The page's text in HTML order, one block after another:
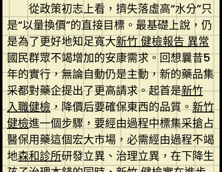
從政策初志上看，擠失落虛高“水分”只
是“以量換價”的直接目標。最基礎上說，仍
是為了更好地知足寬大新竹 健檢報告 異常
國民群眾不竭增加的安康需求。回想曩昔5
年的實行，無論自動仍是主動，新的藥品集
采都對藥企提出了更高請求。起首是新竹
入職健檢，降價后要確保東西的品質。新竹
健檢進一個步驟，要經由過程中標集采搶占
醫保用藥這個宏大市場，必需經由過程不竭
地森和診所研發立異、治理立異，在下降生